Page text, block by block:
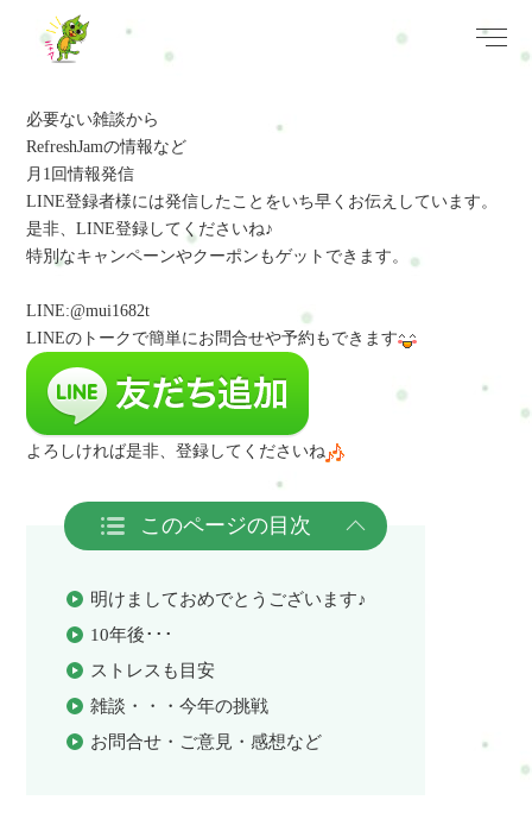
必要ない雑談から
RefreshJamの情報など
月1回情報発信
LINE登録者様には発信したことをいち早くお伝えしています。
是非、LINE登録してくださいね♪
特別なキャンペーンやクーポンもゲットできます。
LINE:@mui1682t
LINEのトークで簡単にお問合せや予約 もできます
よろしければ是非、登録してくださいね
このページの目次
明けましておめでとうございます♪
10年後･･･
ストレスも目安
雑談・・・今年の挑戦
お問合せ・ご意見・感想など